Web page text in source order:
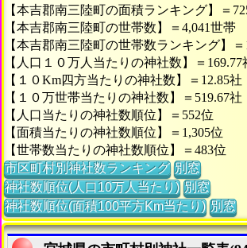
【本吉郡南三陸町の面積ランキング】＝
【本吉郡南三陸町の世帯数】＝4,041世帯
【本吉郡南三陸町の世帯数ランキング】
【人口１０万人当たりの神社数】＝169.77
【１０Km四方当たりの神社数】＝12.85社
【１０万世帯当たりの神社数】＝519.67社
【人口当たりの神社数順位】＝552位
【面積当たりの神社数順位】＝1,305位
【世帯数当たりの神社数順位】＝483位
市区町村別神社数ランキング 別窓
神社数順位(人口10万人当たり) 別窓
神社数順位(面積100平方Km当たり) 別窓